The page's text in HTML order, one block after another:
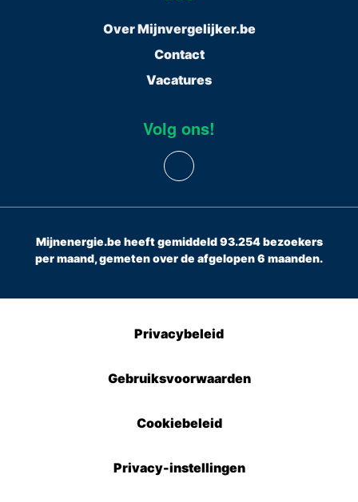
Over Mijnvergelijker.be
Contact
Vacatures
Volg ons!
Mijnenergie.be heeft gemiddeld 93.254 bezoekers
per maand, gemeten over de afgelopen 6 maanden.
Privacybeleid
Gebruiksvoorwaarden
Cookiebeleid
Privacy-instellingen